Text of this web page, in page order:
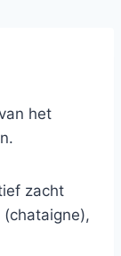
het
zacht